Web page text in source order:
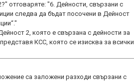
отговаряте: "6. Дейности, свързани с
следва да бъдат посочени в Дейност
2, която е свързана с дейности за
КСС, която се изисква за всички
са заложени разходи свързани с